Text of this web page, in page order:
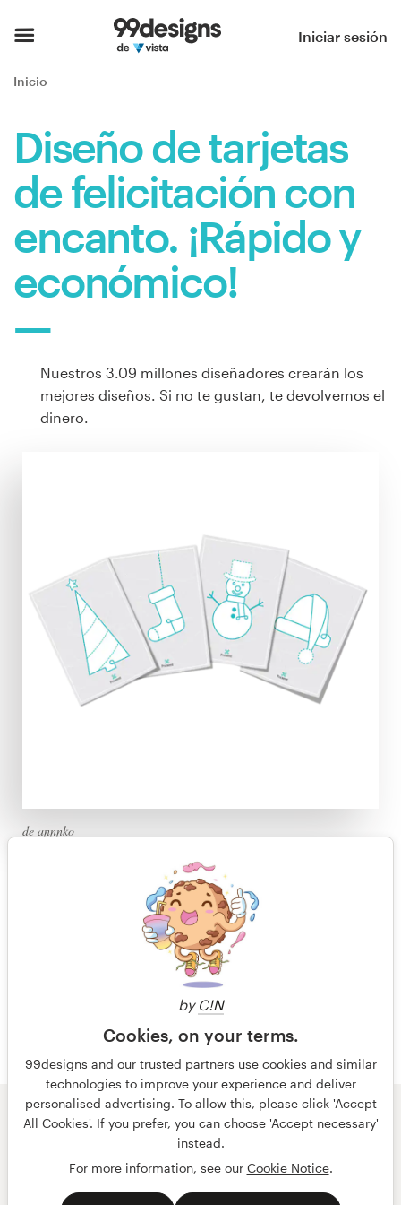
by C!N
Cookies, on your terms.
99designs and our trusted partners use cookies and similar
technologies to improve your experience and deliver
personalised advertising. To allow this, please click 'Accept
All Cookies'. If you prefer, you can choose 'Accept necessary'
instead.
For more information, see our Cookie Notice.
Iniciar sesión
Inicio
de annnko
Diseño de tarjetas
de felicitación con
encanto. ¡Rápido y
económico!
Nuestros 3.09 millones diseñadores crearán los
mejores diseños. Si no te gustan, te devolvemos el
dinero.
Empieza ahora
Mira cómo funciona
Devolución del dinero 100%
garantizada
© 99designs
de Vista
Términos y condiciones
Privacidad
español English
Explorar categorías
diseño
Concursos de diseño
Descubra la inspiración
99designs Studio
99designs Pro
Diseño de logotipo
Diseño de páginas web
Explorar todas las categorías
Soporte
+49 30 568 376 73